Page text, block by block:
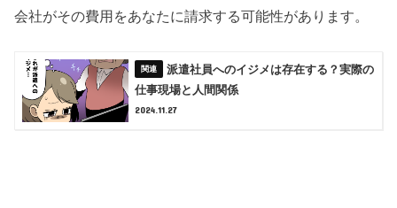
会社がその費用をあなたに請求する可能性があります。
派遣社員へのイジメは存在する？実際の
仕事現場と人間関係
2024.11.27